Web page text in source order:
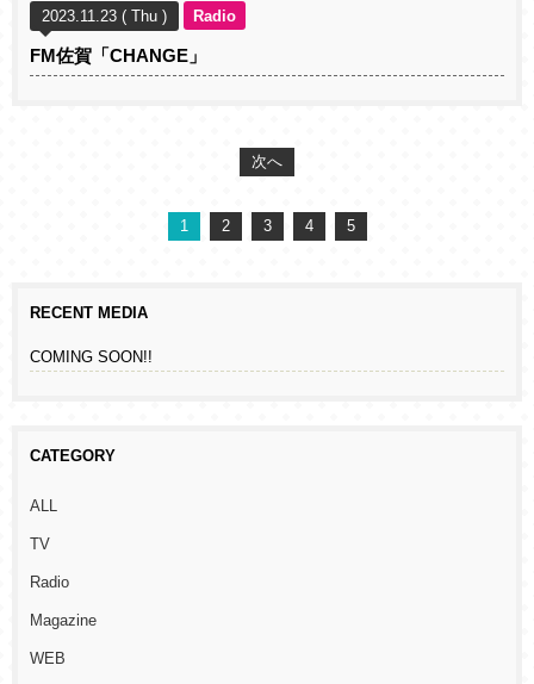
2023.11.23 ( Thu ) Radio
FM佐賀「CHANGE」
次へ
1 2 3 4 5
RECENT MEDIA
COMING SOON!!
CATEGORY
ALL
TV
Radio
Magazine
WEB